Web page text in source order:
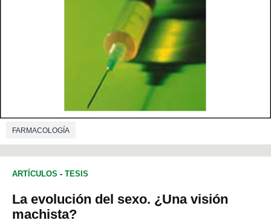
FARMACOLOGÍA
ARTÍCULOS - TESIS
La evolución del sexo. ¿Una visión
machista?